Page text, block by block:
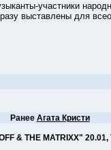
участники
выставлены для
Ранее Агата Кристи
& THE MATRIXX"